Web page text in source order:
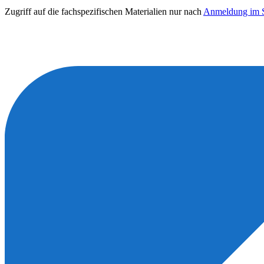
Zugriff auf die fachspezifischen Materialien nur nach Anmeldung im